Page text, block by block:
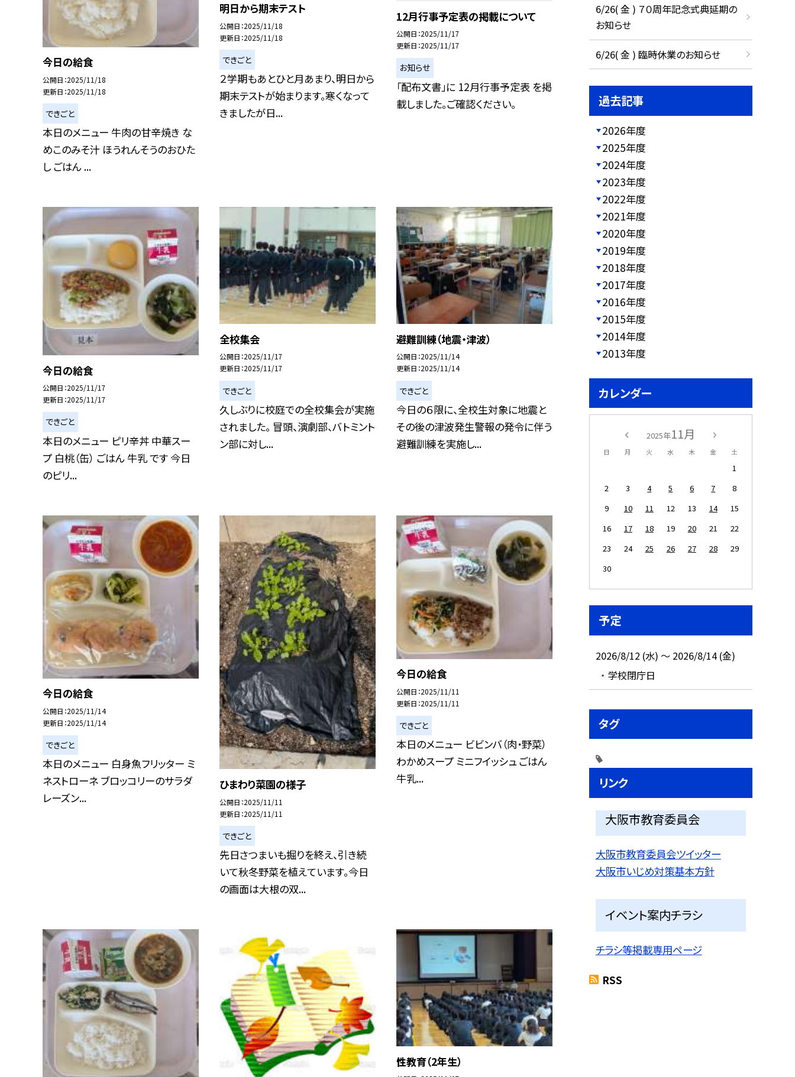
今日の給食
公開日 2025/11/18
更新日 2025/11/18
できごと
本日のメニュー 牛肉の甘辛焼き な
めこのみそ汁 ほうれんそうのおひた
し ごはん ...
明日から期末テスト
公開日 2025/11/18
更新日 2025/11/18
できごと
２学期もあとひと月あまり、明日から
期末テストが始まります。寒くなって
きましたが日...
12月行事予定表の掲載について
公開日 2025/11/17
更新日 2025/11/17
お知らせ
「配布文書」に 12月行事予定表 を掲
載しました。ご確認ください。
今日の給食
公開日 2025/11/17
更新日 2025/11/17
できごと
本日のメニュー ピリ辛丼 中華スー
プ 白桃（缶） ごはん 牛乳 です 今日
のピリ...
全校集会
公開日 2025/11/17
更新日 2025/11/17
できごと
久しぶりに校庭での全校集会が実施
されました。 冒頭、演劇部、バトミント
ン部に対し...
避難訓練（地震・津波）
公開日 2025/11/14
更新日 2025/11/14
できごと
今日の６限に、全校生対象に地震と
その後の津波発生警報の発令に伴う
避難訓練を実施し...
今日の給食
公開日 2025/11/14
更新日 2025/11/14
できごと
本日のメニュー 白身魚フリッター ミ
ネストローネ ブロッコリーのサラダ
レーズン...
ひまわり菜園の様子
公開日 2025/11/11
更新日 2025/11/11
できごと
先日さつまいも掘りを終え、引き続
いて秋冬野菜を植えています。今日
の画面は大根の双...
今日の給食
公開日 2025/11/11
更新日 2025/11/11
できごと
本日のメニュー ビビンバ（肉・野菜）
わかめスープ ミニフイッシュ ごはん
牛乳...
性教育（2年生）
6/26( 金 ) ７０周年記念式典延期の
お知らせ
6/26( 金 ) 臨時休業のお知らせ
過去記事
2026年度
2025年度
2024年度
2023年度
2022年度
2021年度
2020年度
2019年度
2018年度
2017年度
2016年度
2015年度
2014年度
2013年度
カレンダー
2025年11月
日 月 火 水 木 金 土
1
2
3 4 5 6 7
8
9
10 11 12 13 14
15
16
17 18 19 20 21
22
23
24 25 26 27 28
29
30
予定
2026/8/12 (水) ～ 2026/8/14 (金)
学校閉庁日
タグ
リンク
大阪市教育委員会
大阪市教育委員会ツイッター
大阪市いじめ対策基本方針
イベント案内チラシ
チラシ等掲載専用ページ
RSS